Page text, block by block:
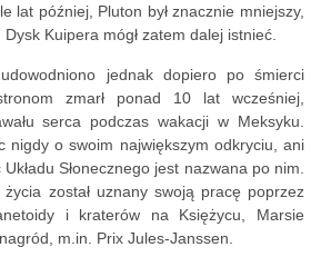
lat później, Pluton był znacznie mniejszy,
Kuipera mógł zatem dalej istnieć.
jednak dopiero po śmierci
zmarł ponad 10 lat wcześniej,
serca podczas wakacji w Meksyku.
nigdy o swoim największym odkryciu, ani
Słonecznego jest nazwana po nim.
został uznany swoją pracę poprzez
i kraterów na Księżycu, Marsie
m.in. Prix Jules-Janssen.